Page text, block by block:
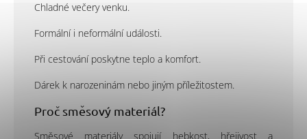
Chladné večery venku.
Formální i neformální události.
Při cestování poskytne teplo a komfort.
Dárek k narozeninám nebo jiným příležitostem.
Proč směsový materiál?
Směsové materiály spojují hebkost, hřejivost a